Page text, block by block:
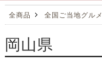
全商品 全国ご当地グルメ
岡山県